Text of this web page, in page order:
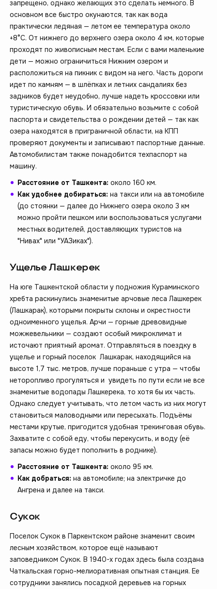
запрещено, однако желающих это сделать немного. В
основном все быстро окунаются, так как вода
практически ледяная — летом ее температура около
+8°C. От нижнего до верхнего озера около 4 км, которые
проходят по живописным местам. Если с вами маленькие
дети — можно ограничиться Нижним озером и
расположиться на пикник с видом на него. Часть дороги
идет по камням — в шлёпках и летних сандалиях без
задников будет неудобно, лучше надеть кроссовки или
туристическую обувь. И обязательно возьмите с собой
паспорта и свидетельства о рождении детей — так как
озера находятся в приграничной области, на КПП
проверяют документы и записывают паспортные данные.
Автомобилистам также понадобится техпаспорт на
машину.
Расстояние от Ташкента: около 160 км.
Как удобнее добираться: на такси или на автомобиле
(до стоянки — далее до Нижнего озера около 3 км
можно пройти пешком или воспользоваться услугами
местных водителей, доставляющих туристов на
"Нивах" или "УАЗиках").
Ущелье Лашкерек
На юге Ташкентской области у подножия Кураминского
хребта раскинулись знаменитые арчовые леса Лашкерек
(Лашкарак), которыми покрыты склоны и окрестности
одноименного ущелья. Арчи — горные древовидные
можжевельники — создают особый микроклимат и
источают приятный аромат. Отправляться в поездку в
ущелье и горный поселок Лашкарак, находящийся на
высоте 1,7 тыс. метров, лучше пораньше с утра — чтобы
неторопливо прогуляться и увидеть по пути если не все
знаменитые водопады Лашкерека, то хотя бы их часть.
Однако следует учитывать, что летом часть из них могут
становиться маловодными или пересыхать. Подъёмы
местами крутые, пригодится удобная трекинговая обувь.
Захватите с собой еду, чтобы перекусить, и воду (её
запасы можно будет пополнить в роднике).
Расстояние от Ташкента: около 95 км.
Как добраться: на автомобиле; на электричке до
Ангрена и далее на такси.
Сукок
Поселок Сукок в Паркентском районе знаменит своим
лесным хозяйством, которое ещё называют
заповедником Сукок. В 1940-х годах здесь была создана
Чаткальская горно-мелиоративная опытная станция. Ее
сотрудники занялись посадкой деревьев на горных